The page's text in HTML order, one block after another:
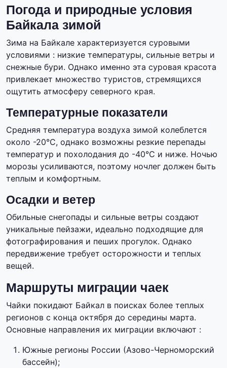
Погода и природные условия
Байкала зимой
Зима на Байкале характеризуется суровыми
условиями : низкие температуры, сильные ветры и
снежные бури. Однако именно эта суровая красота
привлекает множество туристов, стремящихся
ощутить атмосферу северного края.
Температурные показатели
Средняя температура воздуха зимой колеблется
около -20°C, однако возможны резкие перепады
температур и похолодания до -40°C и ниже. Ночью
морозы усиливаются, поэтому ночлег должен быть
теплым и комфортным.
Осадки и ветер
Обильные снегопады и сильные ветры создают
уникальные пейзажи, идеально подходящие для
фотографирования и пеших прогулок. Однако
передвижение требует осторожности и теплых
вещей.
Маршруты миграции чаек
Чайки покидают Байкал в поисках более теплых
регионов с конца октября до середины марта.
Основные направления их миграции включают :
Южные регионы России (Азово-Черноморский
бассейн);